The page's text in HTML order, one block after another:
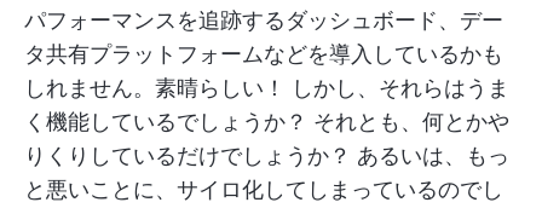
パフォーマンスを追跡するダッシュボード、デー
タ共有プラットフォームなどを導入しているかも
しれません。素晴らしい！ しかし、それらはうま
く機能しているでしょうか？ それとも、何とかや
りくりしているだけでしょうか？ あるいは、もっ
と悪いことに、サイロ化してしまっているのでし